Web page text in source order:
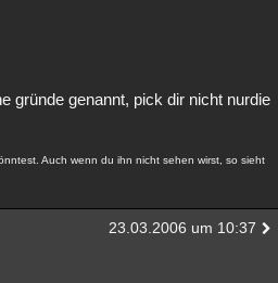
gründe genannt, pick dir nicht nurdie
Auch wenn du ihn nicht sehen wirst, so sieht
23.03.2006 um 10:37